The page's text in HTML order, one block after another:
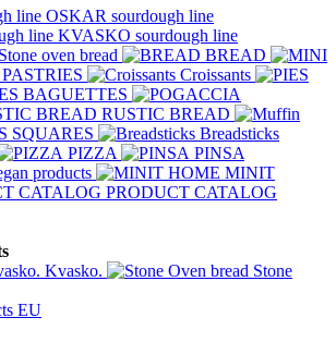
OSKAR sourdough line
KVASKO sourdough line
Stone oven bread
BREAD
PASTRIES
Croissants
BAGUETTES
RUSTIC BREAD
SQUARES
Breadsticks
PIZZA
PINSA
products
MINIT
PRODUCT CATALOG
Kvasko.
Stone
EU